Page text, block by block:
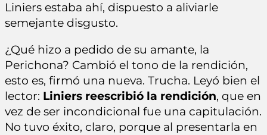
Liniers estaba ahí, dispuesto a aliviarle
semejante disgusto.
¿Qué hizo a pedido de su amante, la
Perichona? Cambió el tono de la rendición,
esto es, firmó una nueva. Trucha. Leyó bien el
lector: Liniers reescribió la rendición, que en
vez de ser incondicional fue una capitulación.
No tuvo éxito, claro, porque al presentarla en